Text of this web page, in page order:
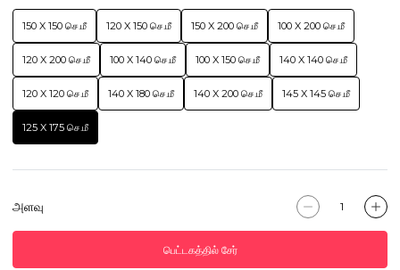
150 X 150 செ.மீ 120 X 150 செ.மீ 150 X 200 செ.மீ 100 X 200 செ.மீ
120 X 200 செ.மீ 100 X 140 செ.மீ 100 X 150 செ.மீ 140 X 140 செ.மீ
120 X 120 செ.மீ 140 X 180 செ.மீ 140 X 200 செ.மீ 145 X 145 செ.மீ
125 X 175 செ.மீ
அளவு
பெட்டகத்தில் சேர்